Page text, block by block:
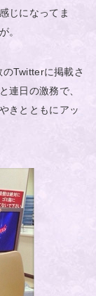
じになってま
。
Twitterに掲載さ
連日の激務で、
きとともにアッ